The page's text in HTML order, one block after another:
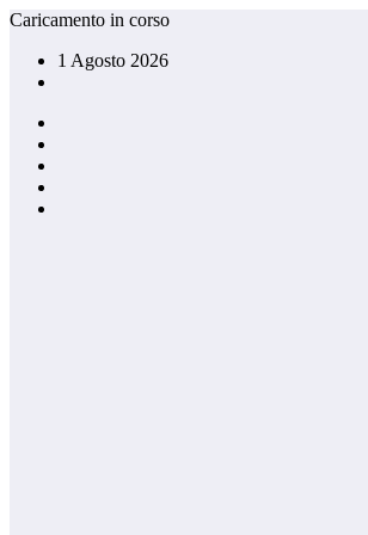
Vai
contenuto
Caricamento in corso
1 Agosto 2026